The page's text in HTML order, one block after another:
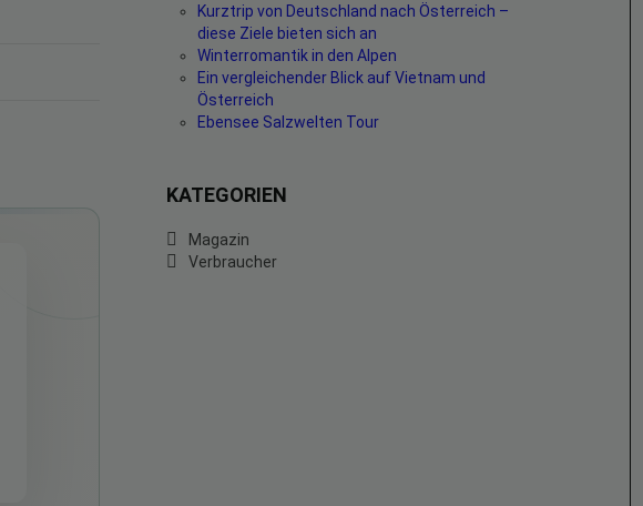
Kurztrip von Deutschland nach Österreich –
diese Ziele bieten sich an
Winterromantik in den Alpen
Ein vergleichender Blick auf Vietnam und
Österreich
Ebensee Salzwelten Tour
KATEGORIEN
Magazin
Verbraucher